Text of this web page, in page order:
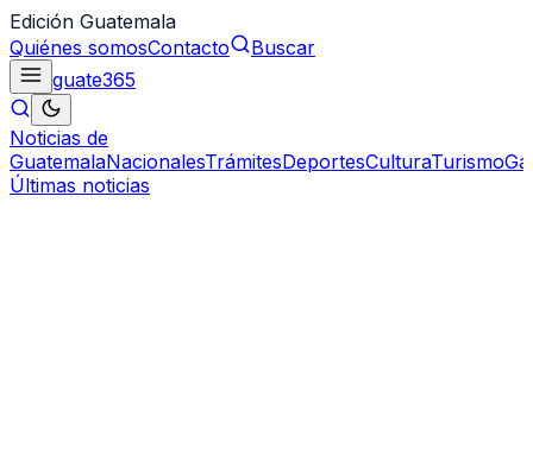
Edición Guatemala
Quiénes somosContacto
Buscar
guate365
Noticias de
GuatemalaNacionalesTrámitesDeportesCulturaTurismo
Últimas noticias